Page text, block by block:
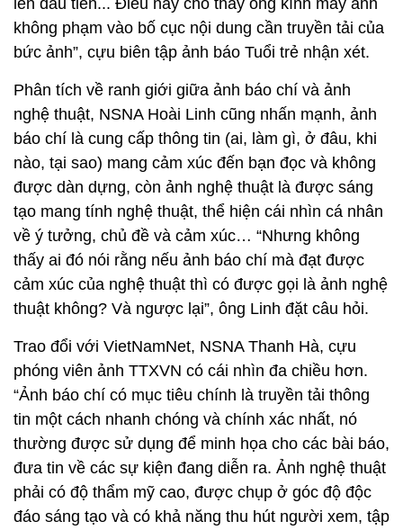
không phạm vào bố cục nội dung cần truyền tải của
bức ảnh”, cựu biên tập ảnh báo Tuổi trẻ nhận xét.
Phân tích về ranh giới giữa ảnh báo chí và ảnh
nghệ thuật, NSNA Hoài Linh cũng nhấn mạnh, ảnh
báo chí là cung cấp thông tin (ai, làm gì, ở đâu, khi
nào, tại sao) mang cảm xúc đến bạn đọc và không
được dàn dựng, còn ảnh nghệ thuật là được sáng
tạo mang tính nghệ thuật, thể hiện cái nhìn cá nhân
về ý tưởng, chủ đề và cảm xúc… “Nhưng không
thấy ai đó nói rằng nếu ảnh báo chí mà đạt được
cảm xúc của nghệ thuật thì có được gọi là ảnh nghệ
thuật không? Và ngược lại”, ông Linh đặt câu hỏi.
Trao đổi với VietNamNet, NSNA Thanh Hà, cựu
phóng viên ảnh TTXVN có cái nhìn đa chiều hơn.
“Ảnh báo chí có mục tiêu chính là truyền tải thông
tin một cách nhanh chóng và chính xác nhất, nó
thường được sử dụng để minh họa cho các bài báo,
đưa tin về các sự kiện đang diễn ra. Ảnh nghệ thuật
phải có độ thẩm mỹ cao, được chụp ở góc độ độc
đáo sáng tạo và có khả năng thu hút người xem, tập